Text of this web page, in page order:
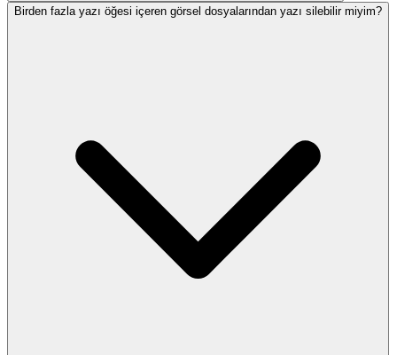
Birden fazla yazı öğesi içeren görsel dosyalarından yazı silebilir miyim?